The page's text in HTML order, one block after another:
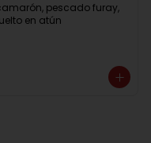
pescado furay,
en atún